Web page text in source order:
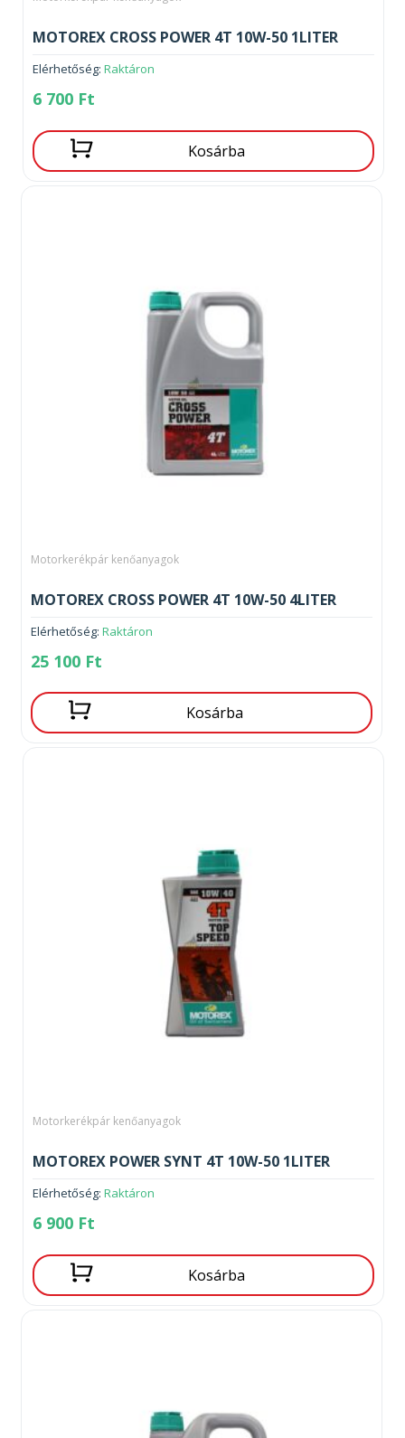
MOTOREX CROSS POWER 4T 10W-50 1LITER
Elérhetőség: Raktáron
6 700 Ft
Kosárba
Motorkerékpár kenőanyagok
MOTOREX CROSS POWER 4T 10W-50 4LITER
Elérhetőség: Raktáron
25 100 Ft
Kosárba
Motorkerékpár kenőanyagok
MOTOREX POWER SYNT 4T 10W-50 1LITER
Elérhetőség: Raktáron
6 900 Ft
Kosárba